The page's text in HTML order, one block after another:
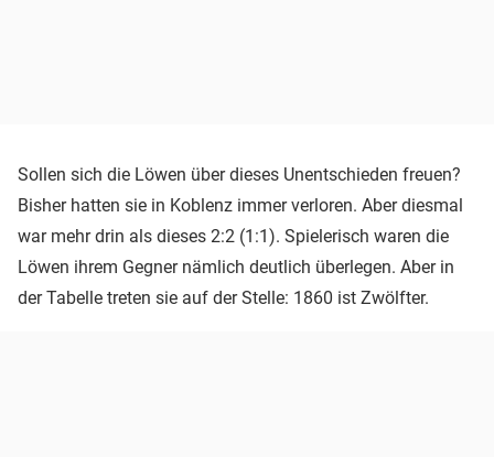
Sollen sich die Löwen über dieses Unentschieden freuen?
Bisher hatten sie in Koblenz immer verloren. Aber diesmal
war mehr drin als dieses 2:2 (1:1). Spielerisch waren die
Löwen ihrem Gegner nämlich deutlich überlegen. Aber in
der Tabelle treten sie auf der Stelle: 1860 ist Zwölfter.